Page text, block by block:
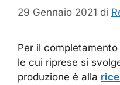
29 Gennaio 2021 di
Per il
le cui riprese si
produzione è alla